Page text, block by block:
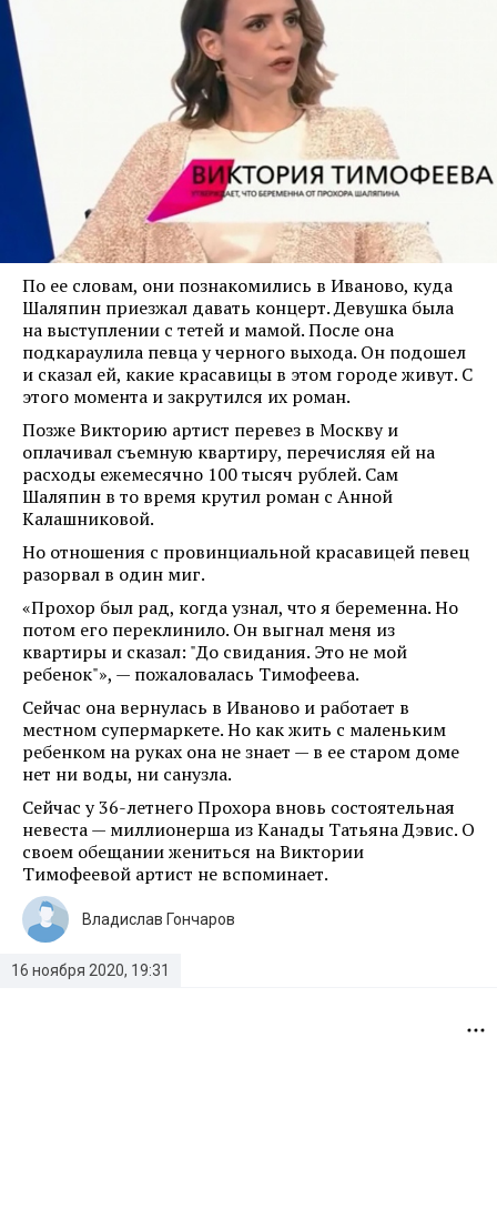
По ее словам, они познакомились в Иваново, куда
Шаляпин приезжал давать концерт. Девушка была
на выступлении с тетей и мамой. После она
подкараулила певца у черного выхода. Он подошел
и сказал ей, какие красавицы в этом городе живут. С
этого момента и закрутился их роман.
Позже Викторию артист перевез в Москву и
оплачивал съемную квартиру, перечисляя ей на
расходы ежемесячно 100 тысяч рублей. Сам
Шаляпин в то время крутил роман с Анной
Калашниковой.
Но отношения с провинциальной красавицей певец
разорвал в один миг.
«Прохор был рад, когда узнал, что я беременна. Но
потом его переклинило. Он выгнал меня из
квартиры и сказал: "До свидания. Это не мой
ребенок"», — пожаловалась Тимофеева.
Сейчас она вернулась в Иваново и работает в
местном супермаркете. Но как жить с маленьким
ребенком на руках она не знает — в ее старом доме
нет ни воды, ни санузла.
Сейчас у 36-летнего Прохора вновь состоятельная
невеста — миллионерша из Канады Татьяна Дэвис. О
своем обещании жениться на Виктории
Тимофеевой артист не вспоминает.
16 ноября 2020, 19:31
Владислав Гончаров